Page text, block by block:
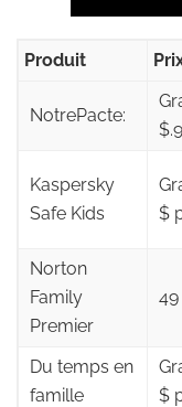
Produit
NotrePacte:
Kaspersky
Safe Kids
$
Norton
Family
Premier
Du temps en
famille
$